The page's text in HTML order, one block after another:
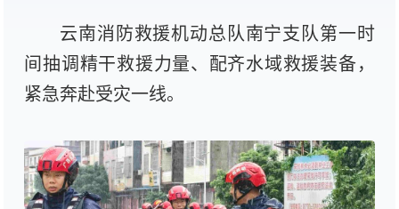
云南消防救援机动总队南宁支队第一时
间抽调精干救援力量、配齐水域救援装备，
紧急奔赴受灾一线。